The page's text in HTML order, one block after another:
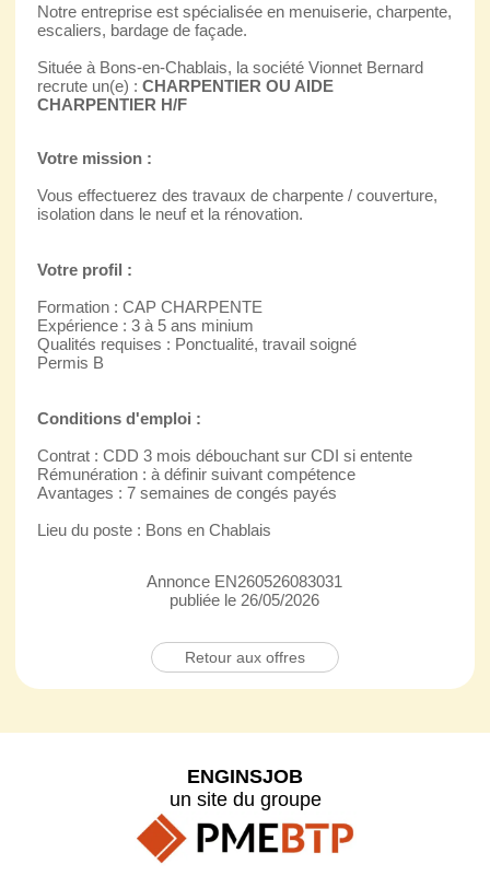
Notre entreprise est spécialisée en menuiserie, charpente,
escaliers, bardage de façade.
Située à Bons-en-Chablais, la société Vionnet Bernard
recrute un(e) : CHARPENTIER OU AIDE
CHARPENTIER H/F
Votre mission :
Vous effectuerez des travaux de charpente / couverture,
isolation dans le neuf et la rénovation.
Votre profil :
Formation : CAP CHARPENTE
Expérience : 3 à 5 ans minium
Qualités requises : Ponctualité, travail soigné
Permis B
Conditions d'emploi :
Contrat : CDD 3 mois débouchant sur CDI si entente
Rémunération : à définir suivant compétence
Avantages : 7 semaines de congés payés
Lieu du poste : Bons en Chablais
Annonce EN260526083031
publiée le 26/05/2026
Retour aux offres
ENGINSJOB
un site du groupe